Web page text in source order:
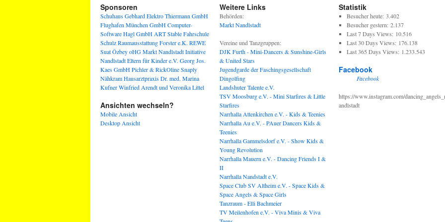
Sponsoren
Schuhaus GebhardElektro Thiermann GmbH
Flughafen München GmbHComputer-
Software Hagl GmbH ART StableFahrschule
SchulzRaumausstattung Forster e.K. REWE
Suat Özbey oHGMarkt NandlstadtInitiative
Nandlstadt Eltern für Kinder e.V. Georg Jos.
Kaes GmbHPichler & RickOlineSnaply
NähkramHausarztpraxis Dr. med. Marina
KufnerWinfried Arendt und Veronika Littel
Ansichten wechseln?
Mobile Ansicht
Desktop Ansicht
Weitere Links
Behörden:
Markt Nandlstadt
Vereine und Tanzgruppen:
DJK Furth - Mini-Dancers & Sunshine-Girls
& United Stars
Jugendgarde der Faschingsgesellschaft
Dingolfing
Landshuter Talente e.V.
TSV Moosburg e.V. - Mini Starfires & Little
Starfires
Narrhalla Attenkirchen e.V. - Kids & Teenies
Narrhalla Au e.V. - PAuer Dancers Kids &
Teenies
Narrhalla Gammelsdorf e.V. - Show Kids &
Young Revolution
Narrhalla Mauern e.V. - Dancing Friends I &
II
Narrhalla Nandstadt e.V.
Space Club SV Altheim e.V. - Space Kids &
Space Angels & Space Girls
Tanzraum - Elli Bachmeier
TV Meilenhofen e.V. - Viva Minis & Viva
Statistik
Besucher heute: 3.402
Besucher gestern: 2.137
Last 7 Days Views: 10.516
Last 30 Days Views: 176.138
Last 365 Days Views: 1.233.543
Facebook
Facebook
https://www.instagram.com/
andlstadt